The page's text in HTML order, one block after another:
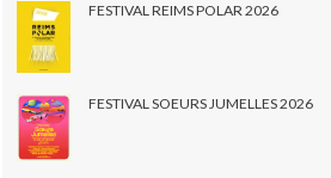
FESTIVAL REIMS POLAR 2026
FESTIVAL SOEURS JUMELLES 2026